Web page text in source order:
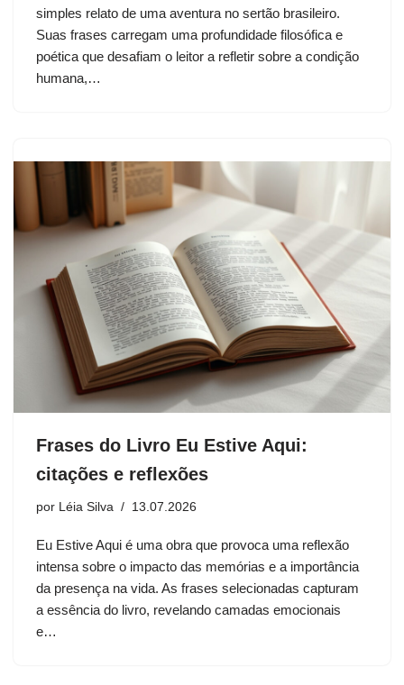
simples relato de uma aventura no sertão brasileiro.
Suas frases carregam uma profundidade filosófica e
poética que desafiam o leitor a refletir sobre a condição
humana,…
Frases do Livro Eu Estive Aqui:
citações e reflexões
por Léia Silva 13.07.2026
Eu Estive Aqui é uma obra que provoca uma reflexão
intensa sobre o impacto das memórias e a importância
da presença na vida. As frases selecionadas capturam
a essência do livro, revelando camadas emocionais
e…